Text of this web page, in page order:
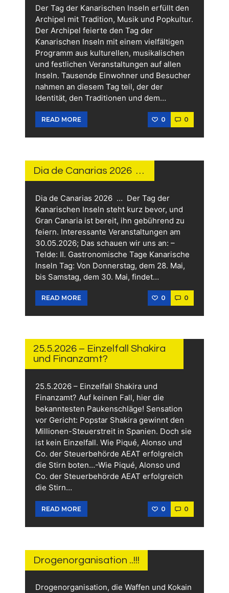
Der Tag der Kanarischen Inseln erfüllt den
Archipel mit Tradition, Musik und Popkultur.
Der Archipel feierte den Tag der
Kanarischen Inseln mit einem vielfältigen
Programm aus kulturellen, musikalischen
und festlichen Veranstaltungen auf allen
Inseln. Tausende Einwohner und Besucher
nahmen an diesem Tag teil, der der
Identität, den Traditionen und dem…
READ MORE 0 0
Dia de Canarias 2026 …
Dia de Canarias 2026 … Der Tag der
Kanarischen Inseln steht kurz bevor, und
Gran Canaria ist bereit, ihn gebührend zu
feiern. Interessante Veranstaltungen am
30.05.2026; Das schauen wir uns an: –
Telde: II. Gastronomische Tage Kanarische
Inseln Tag: Von Donnerstag, dem 28. Mai,
bis Samstag, dem 30. Mai, findet…
READ MORE 0 0
2026
25.5.2026 – Einzelfall Shakira
und Finanzamt?
25.5.2026 – Einzelfall Shakira und
Finanzamt? Auf keinen Fall, hier die
bekanntesten Paukenschläge! Sensation
vor Gericht: Popstar Shakira gewinnt den
Millionen-Steuerstreit in Spanien. Doch sie
ist kein Einzelfall. Wie Piqué, Alonso und
Co. der Steuerbehörde AEAT erfolgreich
die Stirn boten…-Wie Piqué, Alonso und
Co. der Steuerbehörde AEAT erfolgreich
die Stirn…
READ MORE 0 0
Drogenorganisation ..!!!
Drogenorganisation, die Waffen und Kokain